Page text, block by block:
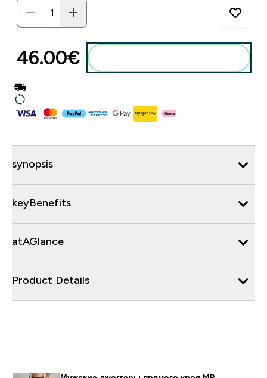
46.00€‎
synopsis
keyBenefits
atAGlance
Product Details